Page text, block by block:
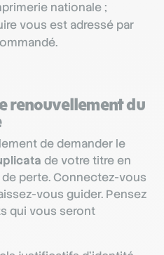
nationale ;
vous est adressé par
renouvellement du
de demander le
de votre titre en
perte. Connectez-vous
vous guider. Pensez
qui vous seront